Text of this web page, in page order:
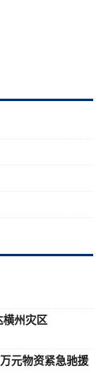
州灾区
元物资紧急驰援